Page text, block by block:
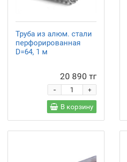
Труба из алюм. стали
перфорированная
D=64, 1 м
20 890 тг
+
-
В корзину